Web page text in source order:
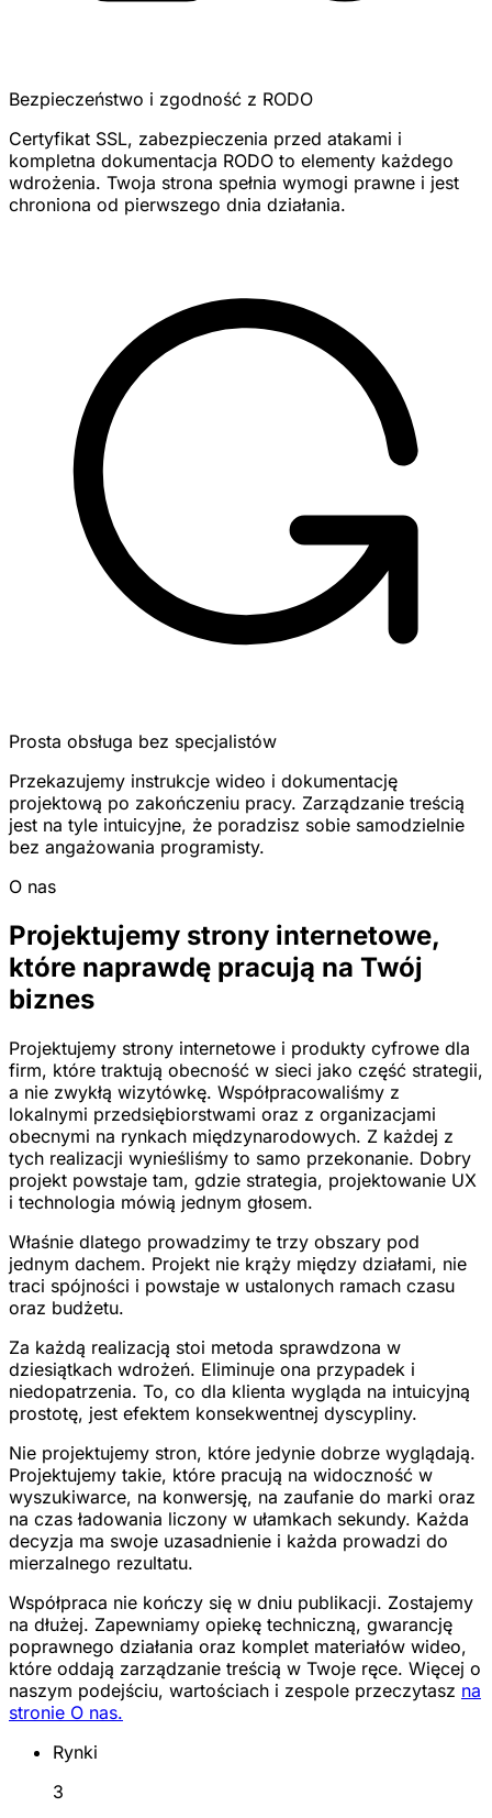
Bezpieczeństwo i zgodność z RODO
Certyfikat SSL, zabezpieczenia przed atakami i
kompletna dokumentacja RODO to elementy każdego
wdrożenia. Twoja strona spełnia wymogi prawne i jest
chroniona od pierwszego dnia działania.
Prosta obsługa bez specjalistów
Przekazujemy instrukcje wideo i dokumentację
projektową po zakończeniu pracy. Zarządzanie treścią
jest na tyle intuicyjne, że poradzisz sobie samodzielnie
bez angażowania programisty.
O nas
Projektujemy strony internetowe,
które naprawdę pracują na Twój
biznes
Projektujemy strony internetowe i produkty cyfrowe dla
firm, które traktują obecność w sieci jako część strategii,
a nie zwykłą wizytówkę. Współpracowaliśmy z
lokalnymi przedsiębiorstwami oraz z organizacjami
obecnymi na rynkach międzynarodowych. Z każdej z
tych realizacji wynieśliśmy to samo przekonanie. Dobry
projekt powstaje tam, gdzie strategia, projektowanie UX
i technologia mówią jednym głosem.
Właśnie dlatego prowadzimy te trzy obszary pod
jednym dachem. Projekt nie krąży między działami, nie
traci spójności i powstaje w ustalonych ramach czasu
oraz budżetu.
Za każdą realizacją stoi metoda sprawdzona w
dziesiątkach wdrożeń. Eliminuje ona przypadek i
niedopatrzenia. To, co dla klienta wygląda na intuicyjną
prostotę, jest efektem konsekwentnej dyscypliny.
Nie projektujemy stron, które jedynie dobrze wyglądają.
Projektujemy takie, które pracują na widoczność w
wyszukiwarce, na konwersję, na zaufanie do marki oraz
na czas ładowania liczony w ułamkach sekundy. Każda
decyzja ma swoje uzasadnienie i każda prowadzi do
mierzalnego rezultatu.
Współpraca nie kończy się w dniu publikacji. Zostajemy
na dłużej. Zapewniamy opiekę techniczną, gwarancję
poprawnego działania oraz komplet materiałów wideo,
które oddają zarządzanie treścią w Twoje ręce. Więcej o
naszym podejściu, wartościach i zespole przeczytasz na
stronie O nas.
Rynki
3